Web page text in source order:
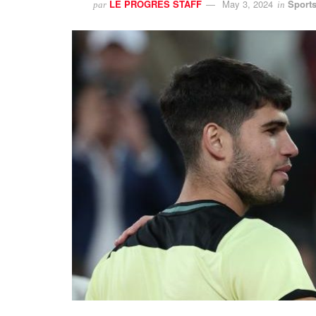
par LE PROGRES STAFF May 3, 2024 in Sports